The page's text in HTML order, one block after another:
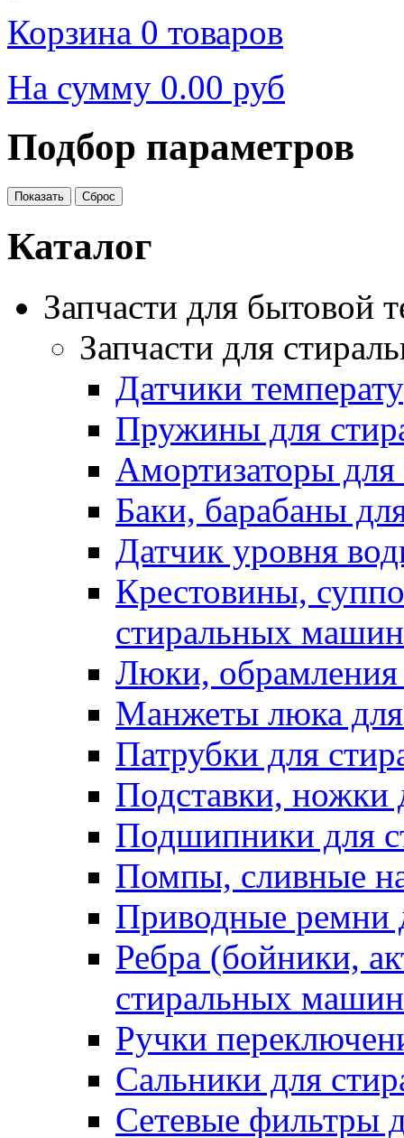
Корзина 0 товаров
На сумму 0.00 руб
Подбор параметров
Каталог
Запчасти для бытовой
Запчасти для
Датчики
Пружины для
Амортизаторы
Баки, барабаны
Датчик уровня
Крестовины,
стиральных машин
Люки, обрамления
Манжеты люка
Патрубки для
Подставки,
Подшипники для
Помпы, сливные
Приводные ремни
Ребра (бойники,
стиральных машин
Ручки
Сальники для
Сетевые фильтры